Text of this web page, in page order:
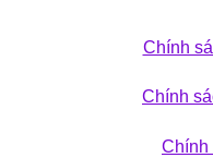
Chính
Chính
Chính